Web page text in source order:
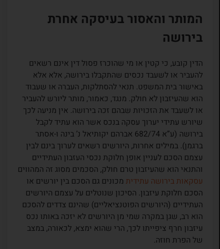
המותר והאסור בעיסקה אחרת
בירושה
הדין קובע, כי קטין או מי שהוכרז פסול דין אינם רשאים
להעביר או לשעבד נכסים שהתקבלו בירושה, אלא אלא
באישור בית המשפט. תנאי להסתלקות, העברה או שעבוד
הוא שהעיזבון לא חולק. מנגד, כאמור, מותר ליורש להעביר
או לשעבד את הזכויות שבהם זכה בירושה. אין מניעה לכך
שיורש עתידי יערוך עסקה בנכס אשר הוא עתיד לקבל
בירושה (ע”א 682/74 אברהם יקותיאל נ’ בינה ו-אסתר
ברגמן). במילים אחרות, היורשים רשאים לערוך בינם לבין
עצמם הסכם לעניין אופן חלוקת נכסי העזבון העתידיים
והתנאי הוא שהעיזבון טרם חולק, הסכמים מסוג זה המהווים
עסקאות בירושה עתידיתמכונים גם הסכם בין יורשים או
הסכם חלוקת עיזבון. הסיכון שנוטלים על עצמם היורשים
העתידיים (היורשים הפוטנציאליים) שהינם צדדים להסכם
הוא רב, שגן במקרה שמי מן היורשים לא יזכה באותו נכס
עיזבון חרף ציפייתו לכך, הרי שהוא ימצא, לכאורה, במצב
של הפרת חוזה.